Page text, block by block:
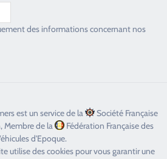
des informations concernant nos
est un service de la
Société Française
Membre de la
Fédération Française des
d'Epoque.
utilise des cookies pour vous garantir une